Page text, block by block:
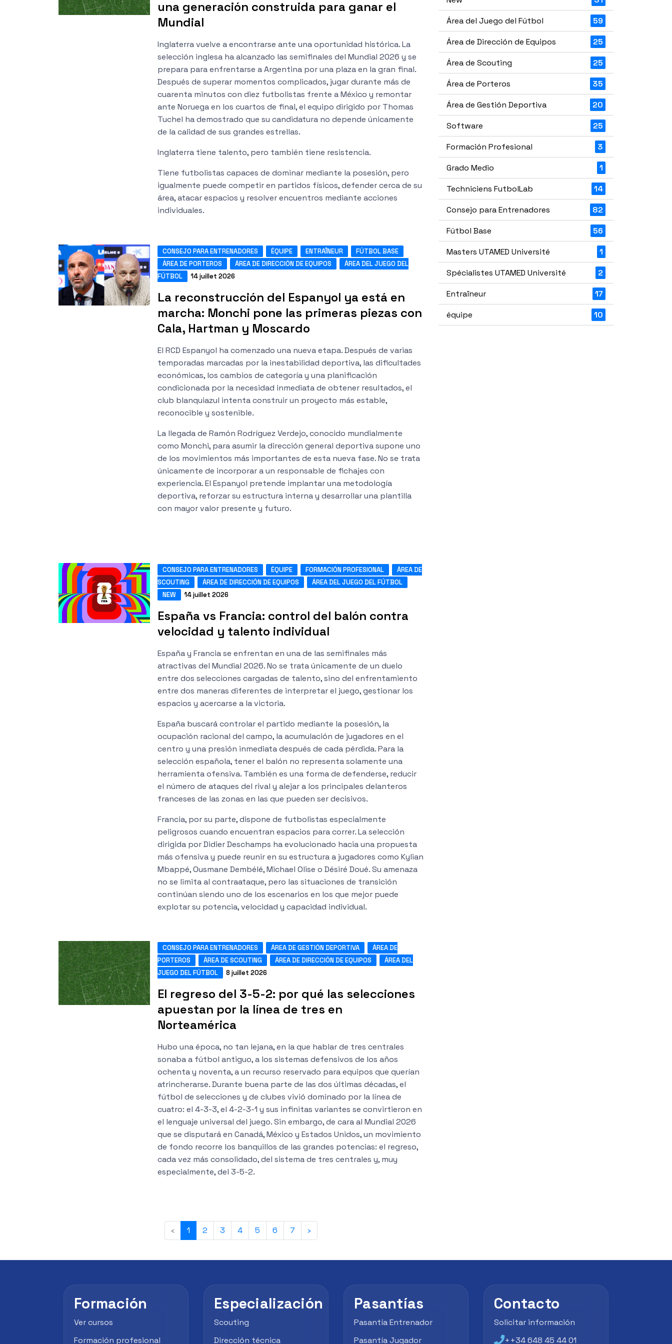
una generación construida para ganar el
Mundial
Inglaterra vuelve a encontrarse ante una oportunidad histórica. La
selección inglesa ha alcanzado las semifinales del Mundial 2026 y se
prepara para enfrentarse a Argentina por una plaza en la gran final.
Después de superar momentos complicados, jugar durante más de
cuarenta minutos con diez futbolistas frente a México y remontar
ante Noruega en los cuartos de final, el equipo dirigido por Thomas
Tuchel ha demostrado que su candidatura no depende únicamente
de la calidad de sus grandes estrellas.
Inglaterra tiene talento, pero también tiene resistencia.
Tiene futbolistas capaces de dominar mediante la posesión, pero
igualmente puede competir en partidos físicos, defender cerca de su
área, atacar espacios y resolver encuentros mediante acciones
individuales.
CONSEJO PARA ENTRENADORES ÉQUIPE ENTRAÎNEUR
FÚTBOL BASE
ÁREA DE PORTEROS
ÁREA DE DIRECCIÓN DE EQUIPOS
ÁREA DEL JUEGO DEL
FÚTBOL
14 juillet 2026
La reconstrucción del Espanyol ya está en
marcha: Monchi pone las primeras piezas con
Cala, Hartman y Moscardo
El RCD Espanyol ha comenzado una nueva etapa. Después de varias
temporadas marcadas por la inestabilidad deportiva, las dificultades
económicas, los cambios de categoría y una planificación
condicionada por la necesidad inmediata de obtener resultados, el
club blanquiazul intenta construir un proyecto más estable,
reconocible y sostenible.
La llegada de Ramón Rodríguez Verdejo, conocido mundialmente
como Monchi, para asumir la dirección general deportiva supone uno
de los movimientos más importantes de esta nueva fase. No se trata
únicamente de incorporar a un responsable de fichajes con
experiencia. El Espanyol pretende implantar una metodología
deportiva, reforzar su estructura interna y desarrollar una plantilla
con mayor valor presente y futuro.
CONSEJO PARA ENTRENADORES ÉQUIPE FORMACIÓN PROFESIONAL
ÁREA DE
SCOUTING
ÁREA DE DIRECCIÓN DE EQUIPOS
ÁREA DEL JUEGO DEL FÚTBOL
NEW
14 juillet 2026
España vs Francia: control del balón contra
velocidad y talento individual
España y Francia se enfrentan en una de las semifinales más
atractivas del Mundial 2026. No se trata únicamente de un duelo
entre dos selecciones cargadas de talento, sino del enfrentamiento
entre dos maneras diferentes de interpretar el juego, gestionar los
espacios y acercarse a la victoria.
España buscará controlar el partido mediante la posesión, la
ocupación racional del campo, la acumulación de jugadores en el
centro y una presión inmediata después de cada pérdida. Para la
selección española, tener el balón no representa solamente una
herramienta ofensiva. También es una forma de defenderse, reducir
el número de ataques del rival y alejar a los principales delanteros
franceses de las zonas en las que pueden ser decisivos.
Francia, por su parte, dispone de futbolistas especialmente
peligrosos cuando encuentran espacios para correr. La selección
dirigida por Didier Deschamps ha evolucionado hacia una propuesta
más ofensiva y puede reunir en su estructura a jugadores como Kylian
Mbappé, Ousmane Dembélé, Michael Olise o Désiré Doué. Su amenaza
no se limita al contraataque, pero las situaciones de transición
continúan siendo uno de los escenarios en los que mejor puede
explotar su potencia, velocidad y capacidad individual.
CONSEJO PARA ENTRENADORES ÁREA DE GESTIÓN DEPORTIVA
ÁREA DE
PORTEROS
ÁREA DE SCOUTING ÁREA DE DIRECCIÓN DE EQUIPOS
ÁREA DEL
JUEGO DEL FÚTBOL
8 juillet 2026
El regreso del 3-5-2: por qué las selecciones
apuestan por la línea de tres en
Norteamérica
Hubo una época, no tan lejana, en la que hablar de tres centrales
sonaba a fútbol antiguo, a los sistemas defensivos de los años
ochenta y noventa, a un recurso reservado para equipos que querían
atrincherarse. Durante buena parte de las dos últimas décadas, el
fútbol de selecciones y de clubes vivió dominado por la línea de
cuatro: el 4-3-3, el 4-2-3-1 y sus infinitas variantes se convirtieron en
el lenguaje universal del juego. Sin embargo, de cara al Mundial 2026
que se disputará en Canadá, México y Estados Unidos, un movimiento
de fondo recorre los banquillos de las grandes potencias: el regreso,
cada vez más consolidado, del sistema de tres centrales y, muy
especialmente, del 3-5-2.
‹ 1 2 3 4 5 6 7 ›
Área del Juego del Fútbol
59
Área de Dirección de Equipos
25
Área de Scouting
25
Área de Porteros
35
Área de Gestión Deportiva
20
Software
25
Formación Profesional
3
Grado Medio
1
Techniciens FutbolLab
14
Consejo para Entrenadores
82
Fútbol Base
56
Masters UTAMED Université
1
Spécialistes UTAMED Université
2
Entraîneur
17
équipe
10
Formación
Ver cursos
Formación profesional
Especialización
Scouting
Dirección técnica
Pasantías
Pasantía Entrenador
Pasantía Jugador
Contacto
Solicitar información
++34 648 45 44 01